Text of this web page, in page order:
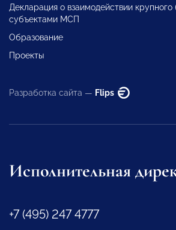
Декларация о взаимодействии крупного
субъектами МСП
Образование
Проекты
Разработка сайта — Flips
Исполнительная
+7 (495) 247 4777